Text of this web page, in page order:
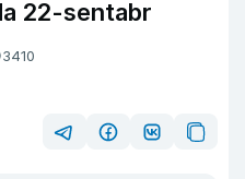
22-sentabr
3410